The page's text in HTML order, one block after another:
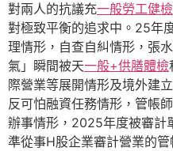
對兩人的抗議充一般勞工健檢
對極致平衡的追求中。25年
理情形，自查自糾情形，張
氣」瞬間被天一般+供膳體檢
際營業等展開情形及境外建
反可怕融資任務情形，管帳
辦事情形，2025年度被審計
準從事H股企業審計營業的